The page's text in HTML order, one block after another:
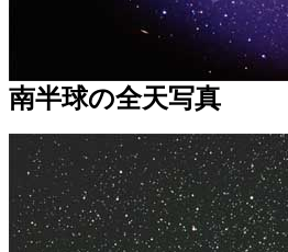
南半球の全天写真